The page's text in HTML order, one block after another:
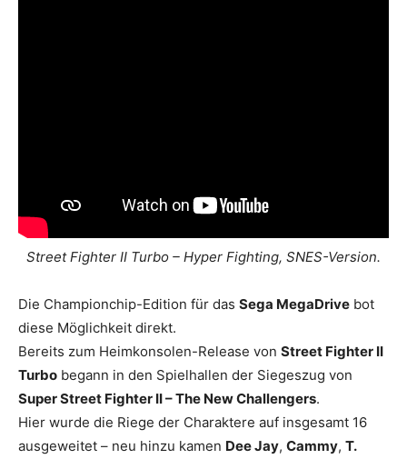
Street Fighter II Turbo – Hyper Fighting, SNES-Version.
Die Championchip-Edition für das Sega MegaDrive bot
diese Möglichkeit direkt.
Bereits zum Heimkonsolen-Release von Street Fighter II
Turbo begann in den Spielhallen der Siegeszug von
Super Street Fighter II – The New Challengers.
Hier wurde die Riege der Charaktere auf insgesamt 16
ausgeweitet – neu hinzu kamen Dee Jay, Cammy, T.